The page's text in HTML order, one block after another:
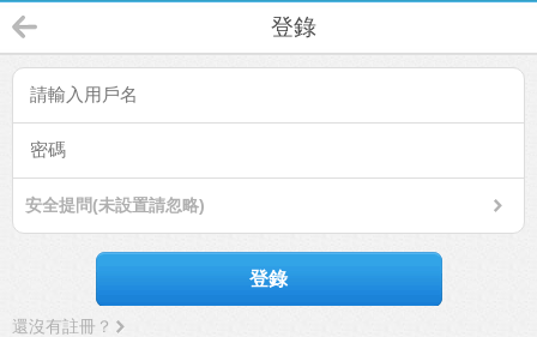
登錄
安全提問(未設置請忽略)
登錄
還沒有註冊？